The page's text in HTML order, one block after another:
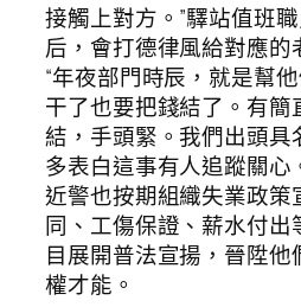
接觸上對方。”驛站值班
后，會打德律風給對應的
“年夜部門時辰，就是幫
干了也要把錢結了。有簡
結，手頭緊。我們出頭具
多表白這事有人追蹤關心
近警也按期組織失業政策
同、工傷保證、薪水付出
目展開普法宣揚，晉陞
權才能。